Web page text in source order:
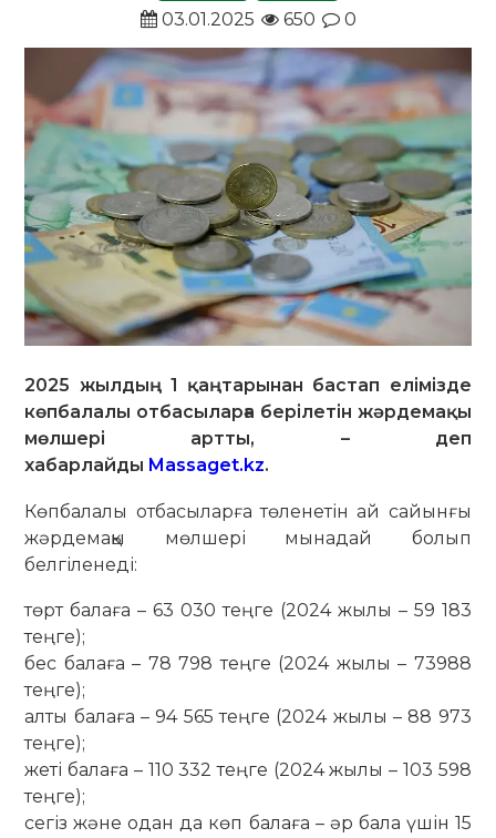
03.01.2025
650 0
2025 жылдың 1 қаңтарынан бастап елімізде
көпбалалы отбасыларға берілетін жәрдемақы
мөлшері артты, – деп
хабарлайды Massaget.kz.
Көпбалалы отбасыларға төленетін ай сайынғы
жәрдемақы мөлшері мынадай болып
белгіленеді:
төрт балаға – 63 030 теңге (2024 жылы – 59 183
теңге);
бес балаға – 78 798 теңге (2024 жылы – 73988
теңге);
алты балаға – 94 565 теңге (2024 жылы – 88 973
теңге);
жеті балаға – 110 332 теңге (2024 жылы – 103 598
теңге);
сегіз және одан да көп балаға – әр бала үшін 15